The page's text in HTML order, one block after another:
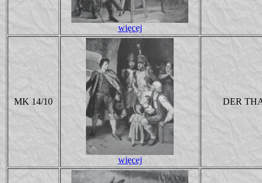
więcej
MK 14/10
więcej
DER